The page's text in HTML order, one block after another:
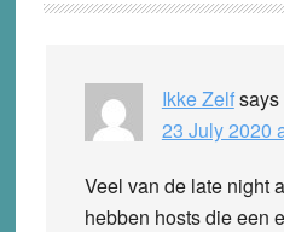
Interactions
Ikke Zelfsays
23 July 2020
Veel van de late night
hebben hosts die een